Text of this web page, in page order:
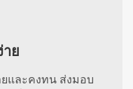
าย
ยและคงทน ส่งมอบ